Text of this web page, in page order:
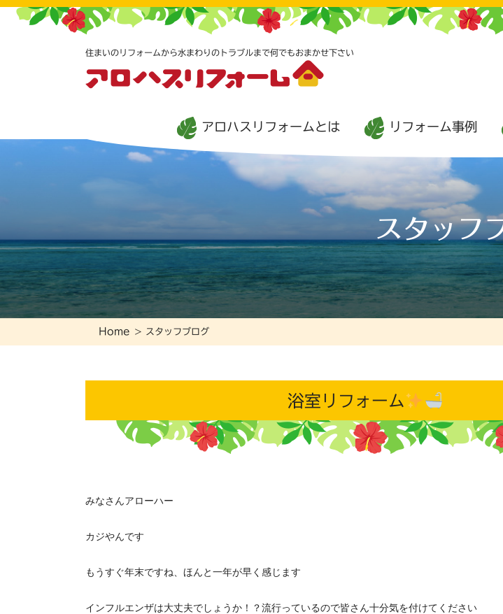
住まいのリフォームから水まわりのトラブルまで何でもおまかせ下さい
アロハスリフォームとは リフォーム事例
スタッフ
Home スタッフブログ
浴室リフォーム
みなさんアローハー
カジやんです
もうすぐ年末ですね、ほんと一年が早く感じます
インフルエンザは大丈夫でしょうか！？流行っているので皆さん十分気を付けてください